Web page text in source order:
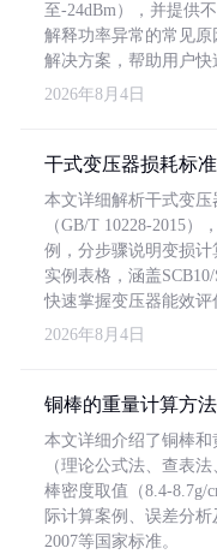
至-24dBm），并提供
解释功率异常的常见
解决方案，帮助用户快
2026年8月4日
干式变压器损耗标
本文详细解析干式变
（GB/T 10228-2015
例，分步骤说明变损
实例表格，涵盖
快速掌握变压器能效评
2026年8月4日
铜棒的重量计算方
本文详细介绍了铜棒
（理论公式法、查表
棒密度取值（8.4-8.7g/
际计算案例、误差分
2007等国家标准。